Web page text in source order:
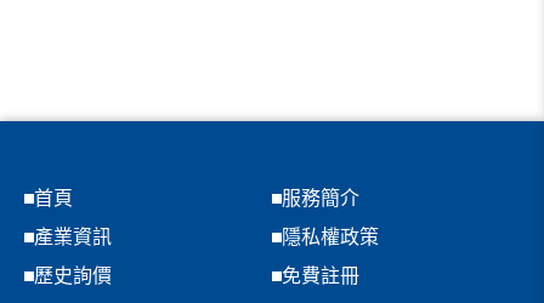
首頁
服務簡介
產業資訊
隱私權政策
歷史詢價
免費註冊